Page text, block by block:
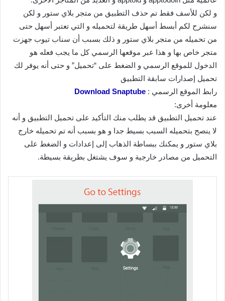
و لكن للأسف فقط تم حذف التطبيق من متجر بلاي ستور و لكن
سنشرح لكم أبسط أسهل طريقة لتحميله و التي تعتبر أسهل حتى
من تحميله من متجر بلاي ستور و ذلك بسبب أن سناب تيوب جهزت
متجر خاص بها و هذا عبر موقعها الرسمي كل ما يجب فعله هو
الدخول للموقع الرسمي و الضغط على “تحميل” و حتى أنه يوفر لك
تحميل إصدارات سابقة التطبيق
رابط الموقع الرسمي : Download Snaptube
معلومة أخرى:
عند تحميل التطبيق قد يطلب منك التأكيد على تحميل التطبيق و أنه
لا ينصح بتحميله السبب بسيط جدا و هو بسبب أنه تم تحميله خارج
بلاي ستور و يمكنك ببساطة الذهاب إلى إعدادات و الضغط على
التحميل من مصادر خارجية و سوف يشتغل بطريقة بسيطة.